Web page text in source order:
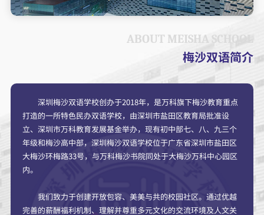
ABOUT MEISHA SCHOOL
梅沙双语简介
深圳梅沙双语学校创办于2018年，是万科旗下梅沙教育重点
打造的一所特色民办双语学校，由深圳市盐田区教育局批准设
立、深圳市万科教育发展基金举办，现有初中部七、八、九三个
年级和梅沙高中部，深圳梅沙双语学校位于广东省深圳市盐田区
大梅沙环梅路33号，与万科梅沙书院同处于大梅沙万科中心园区
内。
我们致力于创建开放包容、美美与共的校园社区。通过优越
完善的薪酬福利机制、理解并尊重多元文化的交流环境及人文关